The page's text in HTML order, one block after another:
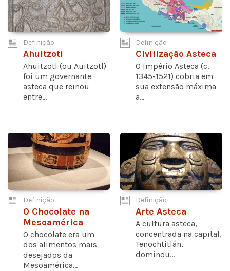
Definição
Ahuitzotl
Ahuitzotl (ou Auitzotl)
foi um governante
asteca que reinou
entre...
Definição
Civilização Asteca
O Império Asteca (c.
1345-1521) cobria em
sua extensão máxima
a...
Definição
O Chocolate na
Mesoamérica
O chocolate era um
dos alimentos mais
desejados da
Mesoamérica...
Definição
Arte Asteca
A cultura asteca,
concentrada na capital,
Tenochtitlán,
dominou...